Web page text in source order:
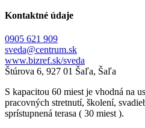
Kontaktné údaje
0905 621 909
sveda@centrum.sk
www.bizref.sk/sveda
Štúrova 6, 927 01 Šaľa, Šaľa
S kapacitou 60 miest je vhodná na
pracovných stretnutí, školení,
sprístupnená terasa ( 30 miest ).